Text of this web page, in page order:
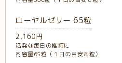
ローヤルゼリー 65粒
2,160円
活発な毎日の維持に
内容量65粒（１日の目安８粒）